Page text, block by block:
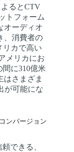
よるとCTV
トフォーム
オーディオ
、消費者の
リカで高い
メリカにお
間に310億米
はさまざま
が可能にな
ンバージョン
できる、